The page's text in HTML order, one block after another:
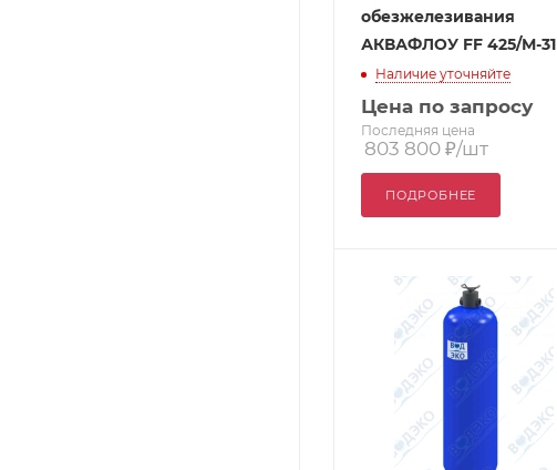
обезжелезивания
АКВАФЛОУ FF 425/М-31
Наличие уточняйте
Цена по запросу
Последняя цена
803 800 ₽/шт
ПОДРОБНЕЕ